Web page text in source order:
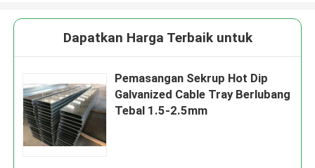
Dapatkan Harga Terbaik untuk
Pemasangan Sekrup Hot Dip
Galvanized Cable Tray Berlubang
Tebal 1.5-2.5mm